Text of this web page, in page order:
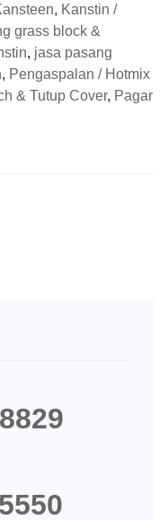
, Kanstin /
grass block &
, jasa pasang
, Pengaspalan / Hotmix
& Tutup Cover, Pagar